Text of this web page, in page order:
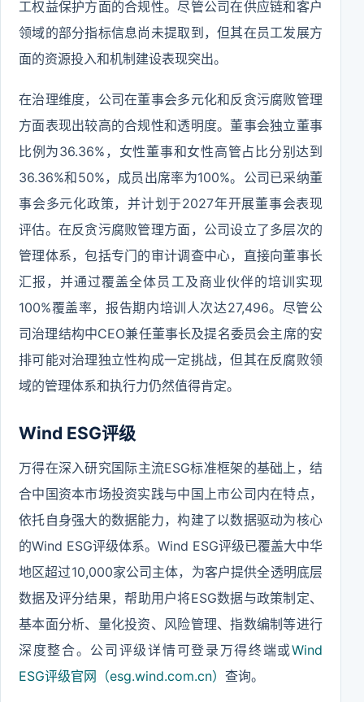
工权益保护方面的合规性。尽管公司在供应链和客户
领域的部分指标信息尚未提取到，但其在员工发展方
面的资源投入和机制建设表现突出。
在治理维度，公司在董事会多元化和反贪污腐败管理
方面表现出较高的合规性和透明度。董事会独立董事
比例为36.36%，女性董事和女性高管占比分别达到
36.36%和50%，成员出席率为100%。公司已采纳董
事会多元化政策，并计划于2027年开展董事会表现
评估。在反贪污腐败管理方面，公司设立了多层次的
管理体系，包括专门的审计调查中心，直接向董事长
汇报，并通过覆盖全体员工及商业伙伴的培训实现
100%覆盖率，报告期内培训人次达27,496。尽管公
司治理结构中CEO兼任董事长及提名委员会主席的安
排可能对治理独立性构成一定挑战，但其在反腐败领
域的管理体系和执行力仍然值得肯定。
Wind ESG评级
万得在深入研究国际主流ESG标准框架的基础上，结
合中国资本市场投资实践与中国上市公司内在特点，
依托自身强大的数据能力，构建了以数据驱动为核心
的Wind ESG评级体系。Wind ESG评级已覆盖大中华
地区超过10,000家公司主体，为客户提供全透明底层
数据及评分结果，帮助用户将ESG数据与政策制定、
基本面分析、量化投资、风险管理、指数编制等进行
深度整合。公司评级详情可登录万得终端或Wind
ESG评级官网（esg.wind.com.cn） 查询。